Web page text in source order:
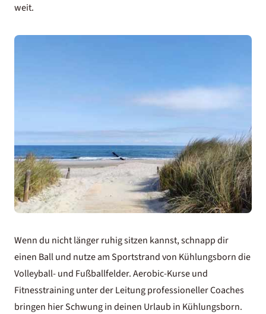
weit.
Wenn du nicht länger ruhig sitzen kannst, schnapp dir
einen Ball und nutze am Sportstrand von Kühlungsborn die
Volleyball- und Fußballfelder. Aerobic-Kurse und
Fitnesstraining unter der Leitung professioneller Coaches
bringen hier Schwung in deinen Urlaub in Kühlungsborn.